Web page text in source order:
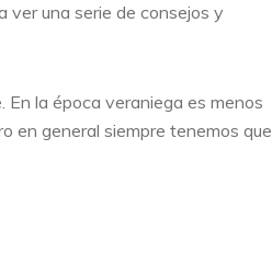
ver una serie de consejos y
En la época veraniega es menos
en general siempre tenemos que